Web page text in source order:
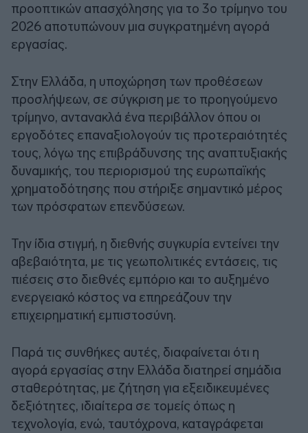
προοπτικών απασχόλησης για το 3ο τρίμηνο του
2026 αποτυπώνουν μια συγκρατημένη αγορά
εργασίας.
Στην Ελλάδα, η υποχώρηση των προθέσεων
προσλήψεων, σε σύγκριση με το προηγούμενο
τρίμηνο, αντανακλά ένα περιβάλλον όπου οι
εργοδότες επαναξιολογούν τις προτεραιότητές
τους, λόγω της επιβράδυνσης της αναπτυξιακής
δυναμικής, του περιορισμού της ευρωπαϊκής
χρηματοδότησης που στήριξε σημαντικό μέρος
των πρόσφατων επενδύσεων.
Την ίδια στιγμή, η διεθνής συγκυρία εντείνει την
αβεβαιότητα, με τις γεωπολιτικές εντάσεις, τις
πιέσεις στο διεθνές εμπόριο και το αυξημένο
ενεργειακό κόστος να επηρεάζουν την
επιχειρηματική εμπιστοσύνη.
Παρά τις συνθήκες αυτές, διαφαίνεται ότι η
αγορά εργασίας στην Ελλάδα διατηρεί σημάδια
σταθερότητας, με ζήτηση για εξειδικευμένες
δεξιότητες, ιδιαίτερα σε τομείς όπως η
τεχνολογία, ενώ, ταυτόχρονα, καταγράφεται